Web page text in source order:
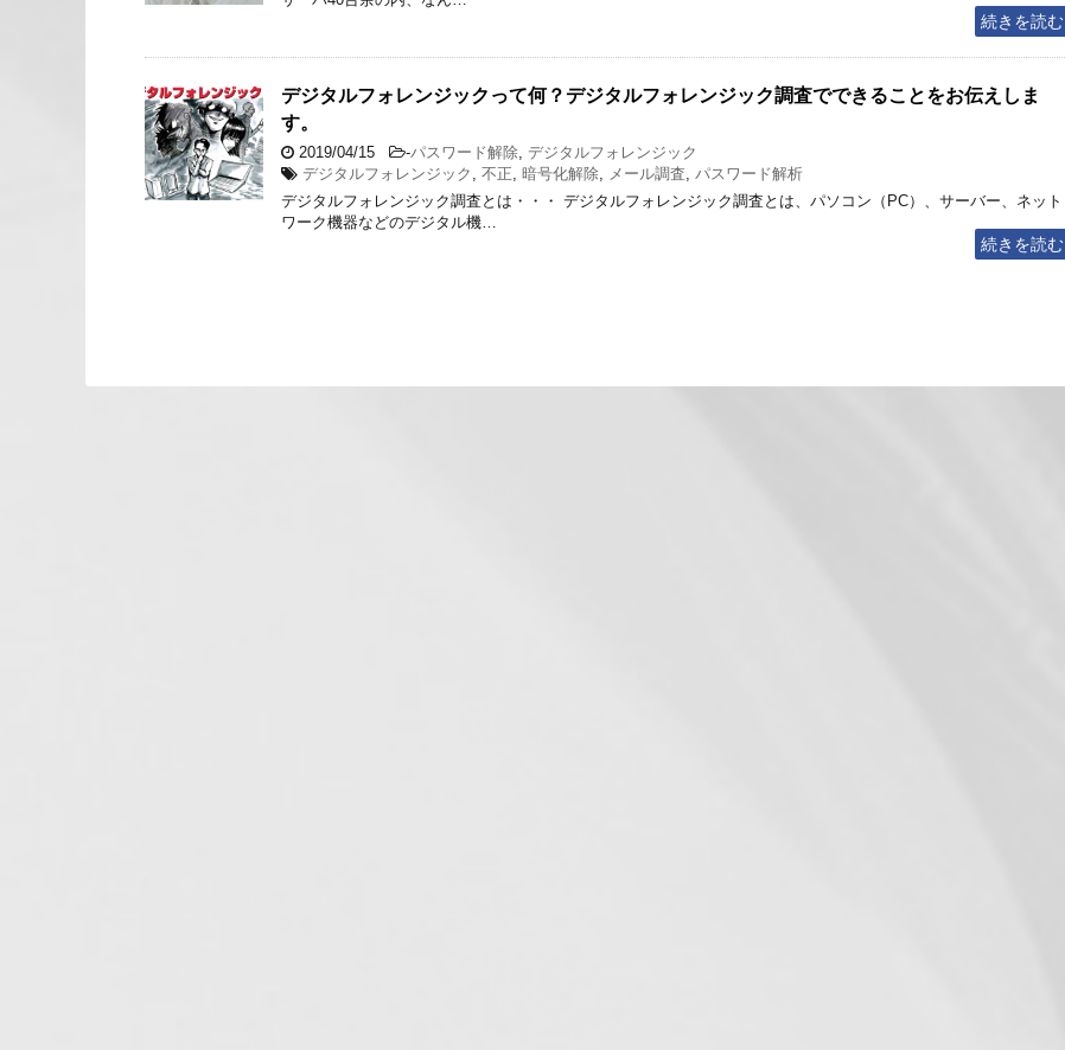
続きを読む
デジタルフォレンジックって何？デジタルフォレンジック調査でできることをお伝えしま
す。
2019/04/15 -パスワード解除, デジタルフォレンジック
デジタルフォレンジック , 不正, 暗号化解除, メール調査, パスワード解析
デジタルフォレンジック調査とは・・・ デジタルフォレンジック調査とは、パソコン（PC）、サーバー、ネット
ワーク機器などのデジタル機…
続きを読む